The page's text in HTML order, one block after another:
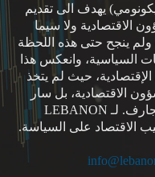
يهدف الى تقديم
الاقتصادية ولا سيما
ولم ينجح حتى هذه اللحظة
السياسية، وانعكس هذا
حيث لم يتخذ
الاقتصادية، بل سار
والاقتصاد في التيار السياسي الجارف. لـ LEBANON